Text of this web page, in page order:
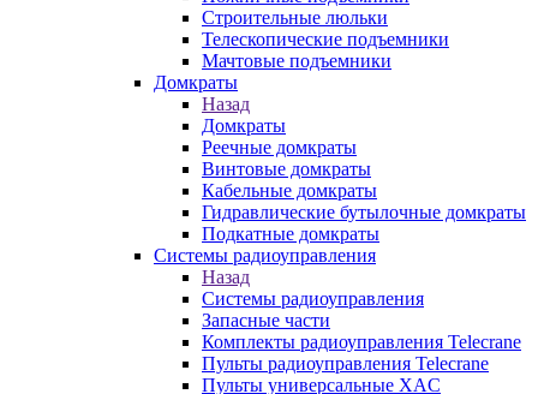
Строительные люльки
Телескопические подъемники
Мачтовые подъемники
Домкраты
Назад
Домкраты
Реечные домкраты
Винтовые домкраты
Кабельные домкраты
Гидравлические бутылочные домкраты
Подкатные домкраты
Системы радиоуправления
Назад
Системы радиоуправления
Запасные части
Комплекты радиоуправления Telecrane
Пульты радиоуправления Telecrane
Пульты универсальные XAC